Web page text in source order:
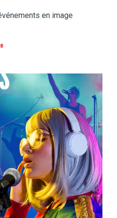
en image
ans et la musique, c’est...
1 0